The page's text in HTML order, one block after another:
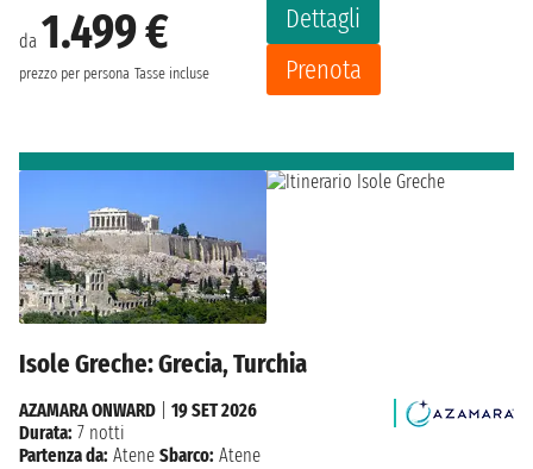
da 1.499 €
prezzo per persona Tasse incluse
Dettagli
Prenota
Isole Greche: Grecia, Turchia
AZAMARA ONWARD
19 SET 2026
Durata: 7 notti
Partenza da: Atene Sbarco: Atene